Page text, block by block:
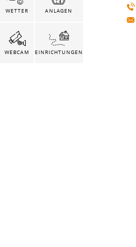
WETTER ANLAGEN
WEBCAM EINRICHTUNGEN